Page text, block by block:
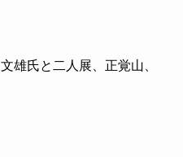
雄氏と二人展、正覚山、